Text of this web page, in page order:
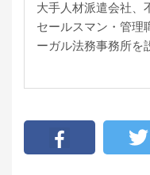
大手人材派遣会社、
セールスマン・管理
ーガル法務事務所を